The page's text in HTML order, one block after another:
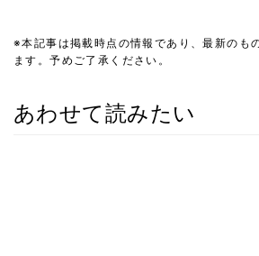
※本記事は掲載時点の情報であり、最新のも
ます。予めご了承ください。
あわせて読みたい